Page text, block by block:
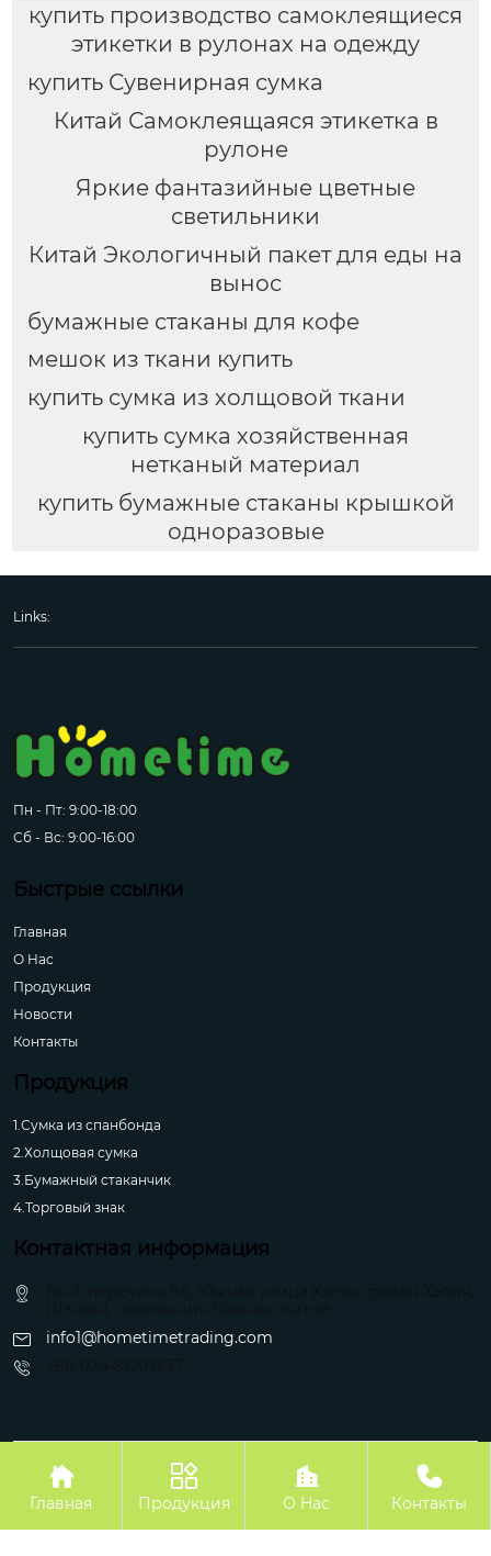
купить производство самоклеящиеся
этикетки в рулонах на одежду
купить Сувенирная сумка
Китай Самоклеящаяся этикетка в
рулоне
Яркие фантазийные цветные
светильники
Китай Экологичный пакет для еды на
вынос
бумажные стаканы для кофе
мешок из ткани купить
купить сумка из холщовой ткани
купить сумка хозяйственная
нетканый материал
купить бумажные стаканы крышкой
одноразовые
Links:
Пн - Пт: 9:00-18:00
Сб - Вс: 9:00-16:00
Быстрые ссылки
Главная
О Hас
Продукция
Новости
Контакты
Продукция
1.Сумка из спанбонда
2.Холщовая сумка
3.Бумажный стаканчик
4.Торговый знак
Контактная информация
info1@hometimetrading.com
Авторское право©Шэньян Хуэйфэнтай Импорт и Экспорт Ко.

Главная

Продукция

О Hас

Контакты